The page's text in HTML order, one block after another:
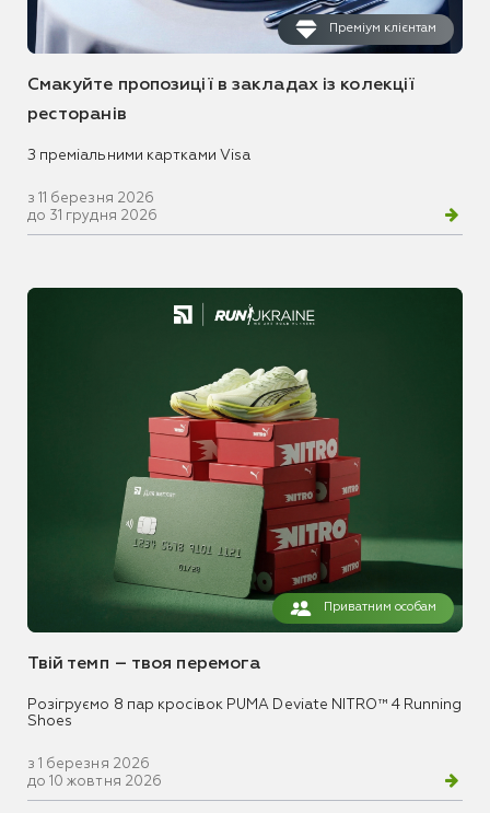
Преміум клієнтам
Смакуйте пропозиції в закладах із колекції
ресторанів
З преміальними картками Visa
з 11 березня 2026
до 31 грудня 2026
Приватним особам
Твій темп – твоя перемога
Розігруємо 8 пар кросівок PUMA Deviate NITRO™ 4 Running
Shoes
з 1 березня 2026
до 10 жовтня 2026